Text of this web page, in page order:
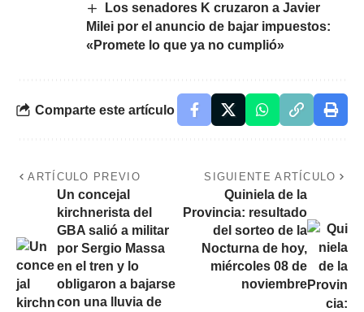
Los senadores K cruzaron a Javier
Milei por el anuncio de bajar impuestos:
«Promete lo que ya no cumplió»
Comparte este artículo
ARTÍCULO PREVIO
Un concejal
kirchnerista del
GBA salió a militar
por Sergio Massa
en el tren y lo
obligaron a bajarse
con una lluvia de
SIGUIENTE ARTÍCULO
Quiniela de la
Provincia: resultado
del sorteo de la
Nocturna de hoy,
miércoles 08 de
noviembre